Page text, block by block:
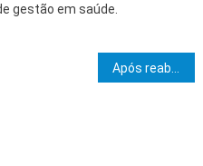
gestão em saúde.